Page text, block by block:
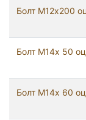
Болт М12х200
Болт М14х 50
Болт М14х 60